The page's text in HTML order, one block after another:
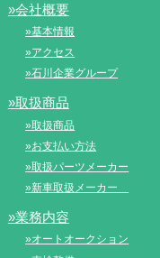
»会社概要
»基本情報
»アクセス
»石川企業グループ
»取扱商品
»取扱商品
»お支払い方法
»取扱パーツメーカー
»新車取扱メーカー
»業務内容
»オートオークション